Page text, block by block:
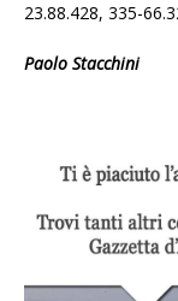
23.88.428, 335-
Paolo Stacchini